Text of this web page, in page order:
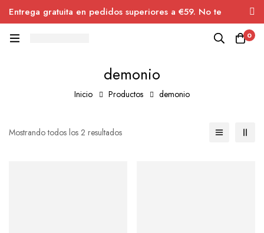
Entrega gratuita en pedidos superiores a €59. No te
pierdas el descuento.
0
demonio
Inicio Productos demonio
Mostrando todos los 2 resultados